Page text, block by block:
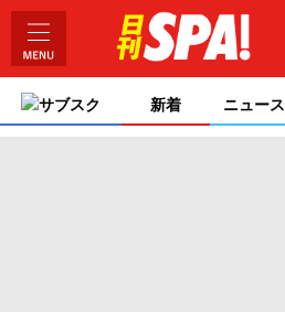
サブスク 新着 ニュース